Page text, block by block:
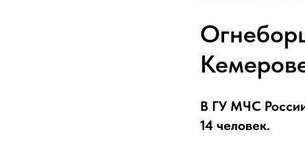
В ГУ МЧС
14 человек.